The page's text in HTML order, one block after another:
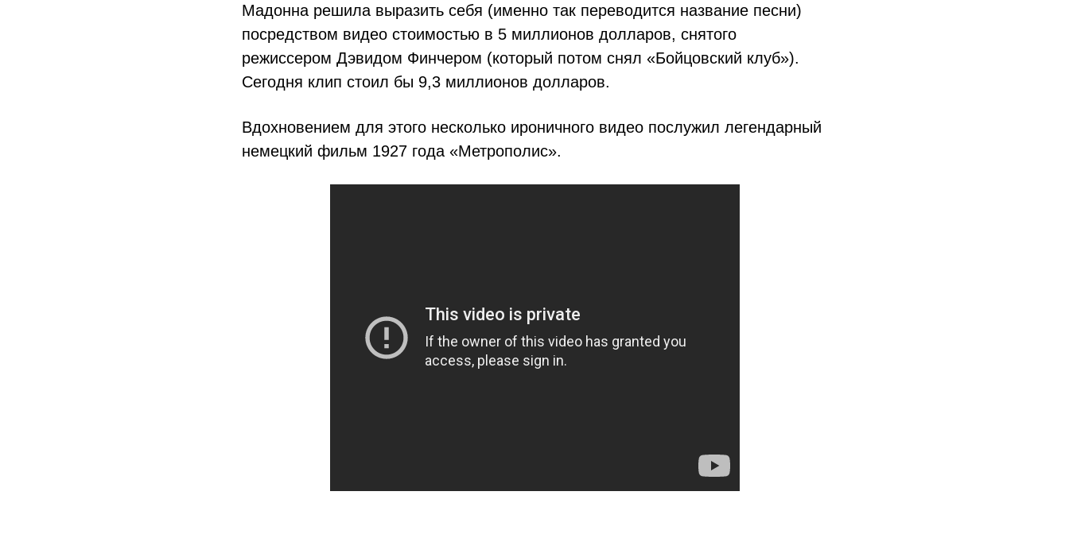
Мадонна решила выразить себя (именно так переводится название песни)
посредством видео стоимостью в 5 миллионов долларов, снятого
режиссером Дэвидом Финчером (который потом снял «Бойцовский клуб»).
Сегодня клип стоил бы 9,3 миллионов долларов.
Вдохновением для этого несколько ироничного видео послужил легендарный
немецкий фильм 1927 года «Метрополис».